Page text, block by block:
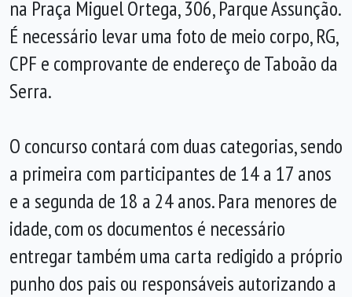
na Praça Miguel Ortega, 306, Parque Assunção.
É necessário levar uma foto de meio corpo, RG,
CPF e comprovante de endereço de Taboão da
Serra.
O concurso contará com duas categorias, sendo
a primeira com participantes de 14 a 17 anos
e a segunda de 18 a 24 anos. Para menores de
idade, com os documentos é necessário
entregar também uma carta redigido a próprio
punho dos pais ou responsáveis autorizando a